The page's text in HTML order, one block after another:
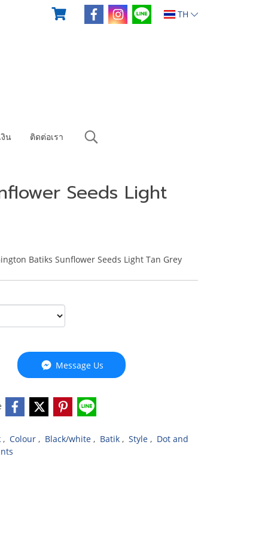
TH
น ติดต่อเรา
Seeds Light
Batiks Sunflower Seeds Light Tan Grey
Message Us
, Colour , Black/white , Batik , Style , Dot and